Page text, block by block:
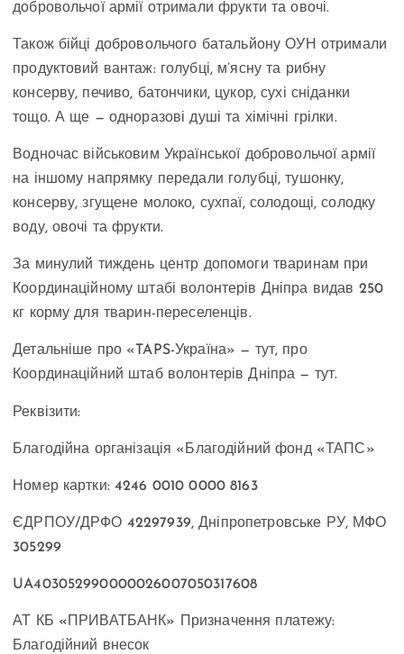
добровольчої армії отримали фрукти та овочі.
Також бійці добровольчого батальйону ОУН отримали
продуктовий вантаж: голубці, м’ясну та рибну
консерву, печиво, батончики, цукор, сухі сніданки
тощо. А ще — одноразові душі та хімічні грілки.
Водночас військовим Української добровольчої армії
на іншому напрямку передали голубці, тушонку,
консерву, згущене молоко, сухпаї, солодощі, солодку
воду, овочі та фрукти.
За минулий тиждень центр допомоги тваринам при
Координаційному штабі волонтерів Дніпра видав 250
кг корму для тварин-переселенців.
Детальніше про «TAPS-Україна» — тут, про
Координаційний штаб волонтерів Дніпра — тут.
Реквізити:
Благодійна організація «Благодійний фонд «ТАПС»
Номер картки: 4246 0010 0000 8163
ЄДРПОУ/ДРФО 42297939, Дніпропетровське РУ, МФО
305299
UA403052990000026007050317608
АТ КБ «ПРИВАТБАНК» Призначення платежу:
Благодійний внесок